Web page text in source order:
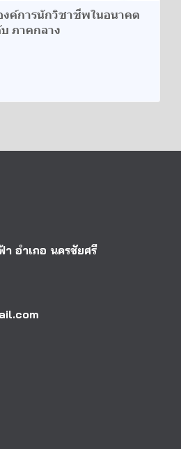
งค์การนักวิชาชีพในอนาคต
ภาคกลาง
อำเภอ นครชัยศรี